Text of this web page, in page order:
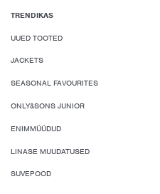
TRENDIKAS
UUED TOOTED
JACKETS
SEASONAL FAVOURITES
ONLY&SONS JUNIOR
ENIMMÜÜDUD
LINASE MUUDATUSED
SUVEPOOD